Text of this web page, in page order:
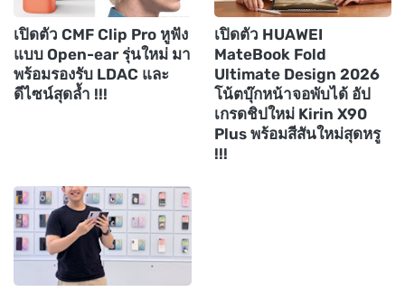
เปิดตัว CMF Clip Pro หูฟัง
แบบ Open-ear รุ่นใหม่ มา
พร้อมรองรับ LDAC และ
ดีไซน์สุดล้ำ !!!
เปิดตัว HUAWEI
MateBook Fold
Ultimate Design 2026
โน้ตบุ๊กหน้าจอพับได้ อัป
เกรดชิปใหม่ Kirin X90
Plus พร้อมสีสันใหม่สุดหรู
!!!